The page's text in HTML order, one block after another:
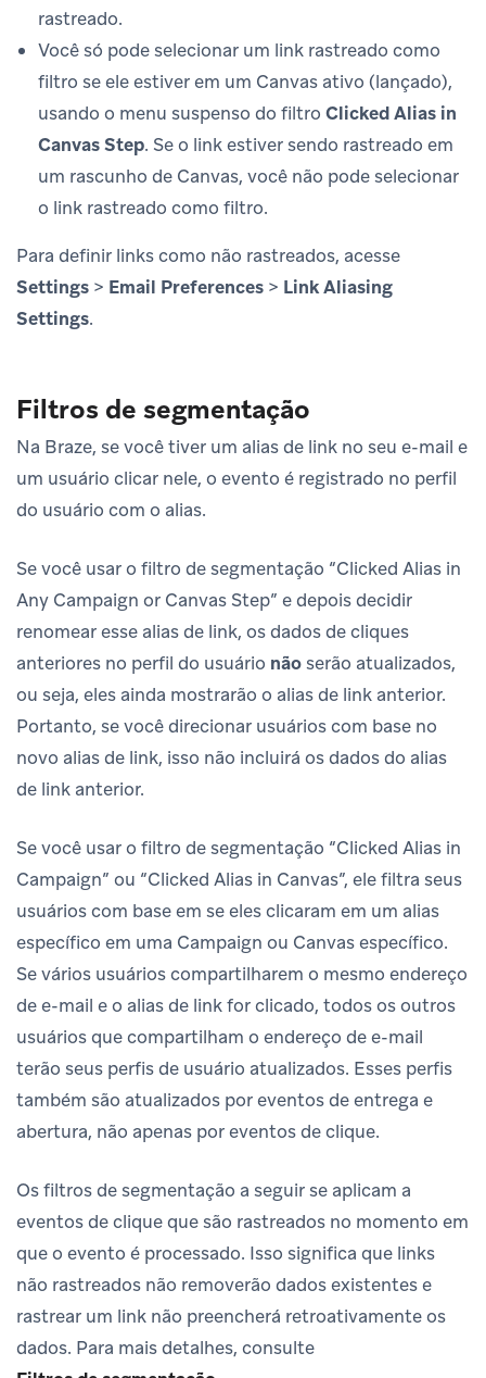
rastreado.
Você só pode selecionar um link rastreado como
filtro se ele estiver em um Canvas ativo (lançado),
usando o menu suspenso do filtro Clicked Alias in
Canvas Step. Se o link estiver sendo rastreado em
um rascunho de Canvas, você não pode selecionar
o link rastreado como filtro.
Para definir links como não rastreados, acesse
Settings > Email Preferences > Link Aliasing
Settings.
Filtros de segmentação
Na Braze, se você tiver um alias de link no seu e-mail e
um usuário clicar nele, o evento é registrado no perfil
do usuário com o alias.
Se você usar o filtro de segmentação “Clicked Alias in
Any Campaign or Canvas Step” e depois decidir
renomear esse alias de link, os dados de cliques
anteriores no perfil do usuário nãoserão atualizados,
ou seja, eles ainda mostrarão o alias de link anterior.
Portanto, se você direcionar usuários com base no
novo alias de link, isso não incluirá os dados do alias
de link anterior.
Se você usar o filtro de segmentação “Clicked Alias in
Campaign” ou “Clicked Alias in Canvas”, ele filtra seus
usuários com base em se eles clicaram em um alias
específico em uma Campaign ou Canvas específico.
Se vários usuários compartilharem o mesmo endereço
de e-mail e o alias de link for clicado, todos os outros
usuários que compartilham o endereço de e-mail
terão seus perfis de usuário atualizados. Esses perfis
também são atualizados por eventos de entrega e
abertura, não apenas por eventos de clique.
Os filtros de segmentação a seguir se aplicam a
eventos de clique que são rastreados no momento em
que o evento é processado. Isso significa que links
não rastreados não removerão dados existentes e
rastrear um link não preencherá retroativamente os
dados. Para mais detalhes, consulte